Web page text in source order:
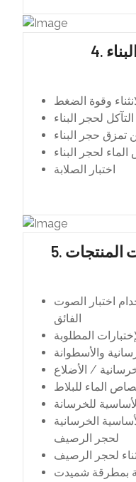
وقوة الضغط
لحجر البناء
تمزق حجر البناء
لحجر البناء
اختبار الصلابة
المنتجات
اختبار الصوت
الفائق
المطلوبة
والأسطوانة
/ الأضلاع
الماء للبلاط
للخرسانة
الخرسانية
لحجر الرصيف
لحجر الرصيف
بمطرقة شميدت